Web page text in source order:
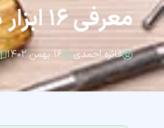
معرفی 16 ابزار دستی رایج و کاربردی
فائزه احمدی ۱۶ بهمن ۱۴۰۲